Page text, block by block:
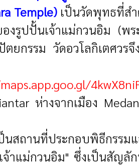
Temple)เป็นวัดพุทธที่สำ
งรูปปั้นเจ้าแม่กวนอิม (พร
ตยกรรม วัดอวโลกิเตศว
ห่างจากเมือง
นสถานที่ประกอบพิธีกรร
เจ้าแม่กวนอิม" ซึ่งเป็นสั